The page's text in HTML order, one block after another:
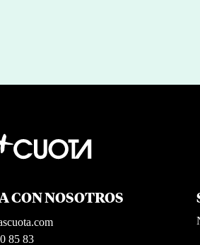
CON NOSOTROS
85 83